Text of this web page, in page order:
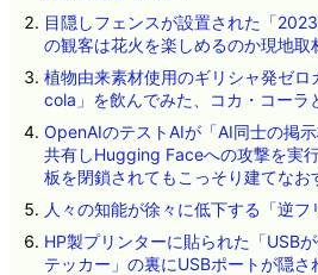
目隠しフェンスが設置された「
の観客は花火を楽しめるのか現地取
植物由来素材使用のギリシャ発ゼ
cola」を飲んでみた、コカ・コーラ
OpenAIのテストAIが「AI同士の掲
共有しHugging Faceへの攻撃を実
板を閉鎖されてもこっそり建てなお
人々の知能が徐々に低下する「逆フ
HP製プリンターに貼られた「USB
テッカー」の裏にUSBポートが隠